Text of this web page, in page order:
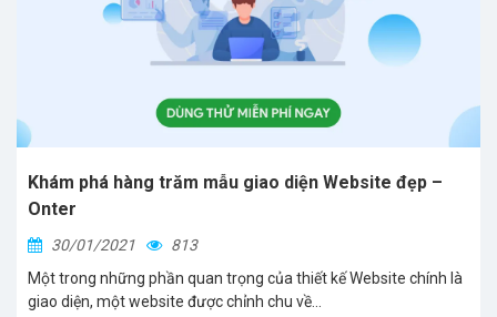
Khám phá hàng trăm mẫu giao diện Website đẹp –
Onter
30/01/2021
813
Một trong những phần quan trọng của thiết kế Website chính là
giao diện, một website được chỉnh chu về...